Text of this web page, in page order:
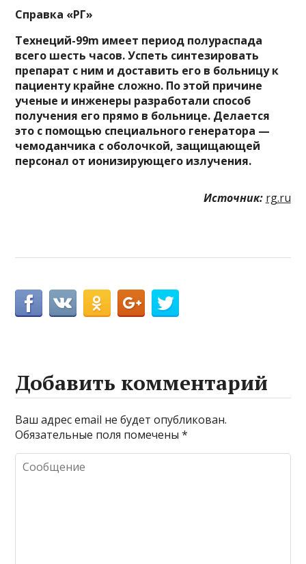
Справка «РГ»
Технеций-99m имеет период полураспада
всего шесть часов. Успеть синтезировать
препарат с ним и доставить его в больницу к
пациенту крайне сложно. По этой причине
ученые и инженеры разработали способ
получения его прямо в больнице. Делается
это с помощью специального генератора —
чемоданчика с оболочкой, защищающей
персонал от ионизирующего излучения.
Источник: rg.ru
Добавить комментарий
Ваш адрес email не будет опубликован.
Обязательные поля помечены*